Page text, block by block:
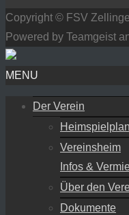
Copyright © FSV
Powered by Teamgeist
MENU
Der Verein
Vereinsheim
Infos &
Über den
Dokumente